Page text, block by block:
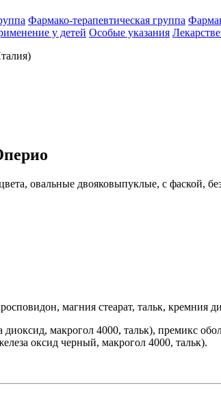
Фармако-терапевтическая группа
у детей Особые указания
овальные двояковыпуклые, с фаской,
магния стеарат, тальк, кремния
макрогол 4000, тальк), премикс
оксид черный, макрогол 4000, тальк).